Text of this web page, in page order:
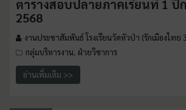
ตารางสอบปลายภาคเรียนที่ 1 ปี
2568
งานประชาสัมพันธ์ โรงเรียนวัดหัวป่า (รักเมืองไทย
กลุ่มบริหารงาน, ฝ่ายวิชาการ
อ่านเพิ่มเติม >>